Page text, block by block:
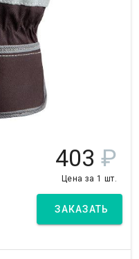
403 ₽
Цена за 1 шт.
ЗАКАЗАТЬ